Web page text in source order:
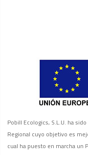
Pobill Ecologics, S.L.U. ha
Regional cuyo objetivo es
cual ha puesto en marcha un